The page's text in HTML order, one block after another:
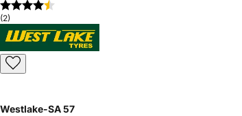
(2)
Westlake-SA 57